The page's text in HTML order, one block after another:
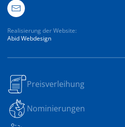
Realisierung der Website:
Abid Webdesign
Preisverleihung
Nominierungen